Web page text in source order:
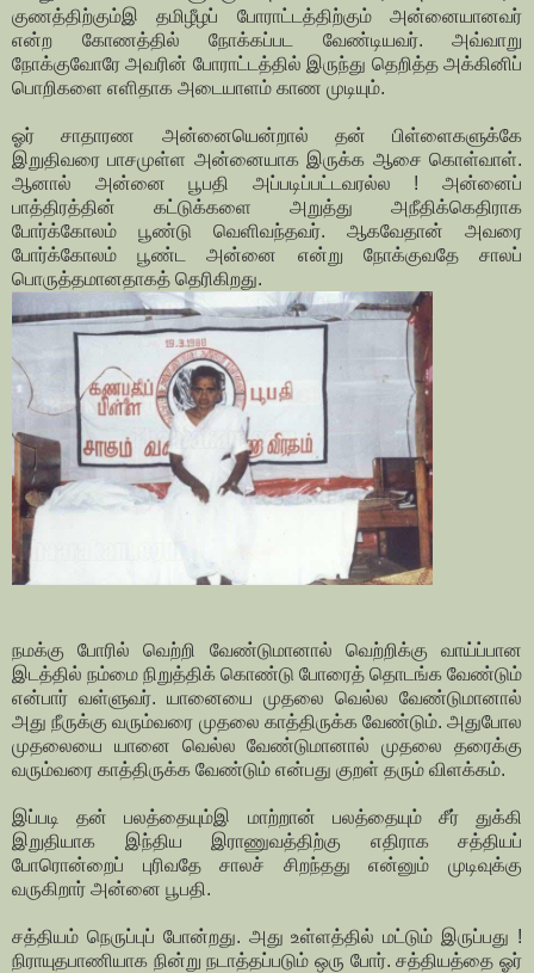
குணத்திற்கும்இ தமிழீழப் போராட்டத்திற்கும் அன்னையானவர்
என்ற கோணத்தில் நோக்கப்பட வேண்டியவர். அவ்வாறு
நோக்குவோரே அவரின் போராட்டத்தில் இருந்து தெறித்த அக்கினிப்
பொறிகளை எளிதாக அடையாளம் காண முடியும்.
ஓர் சாதாரண அன்னையென்றால் தன் பிள்ளைகளுக்கே
இறுதிவரை பாசமுள்ள அன்னையாக இருக்க ஆசை கொள்வாள்.
ஆனால் அன்னை பூபதி அப்படிப்பட்டவரல்ல ! அன்னைப்
பாத்திரத்தின் கட்டுக்களை அறுத்து அநீதிக்கெதிராக
போர்க்கோலம் பூண்டு வெளிவந்தவர். ஆகவேதான் அவரை
போர்க்கோலம் பூண்ட அன்னை என்று நோக்குவதே சாலப்
பொருத்தமானதாகத் தெரிகிறது.
நமக்கு போரில் வெற்றி வேண்டுமானால் வெற்றிக்கு வாய்ப்பான
இடத்தில் நம்மை நிறுத்திக் கொண்டு போரைத் தொடங்க வேண்டும்
என்பார் வள்ளுவர். யானையை முதலை வெல்ல வேண்டுமானால்
அது நீருக்கு வரும்வரை முதலை காத்திருக்க வேண்டும். அதுபோல
முதலையை யானை வெல்ல வேண்டுமானால் முதலை தரைக்கு
வரும்வரை காத்திருக்க வேண்டும் என்பது குறள் தரும் விளக்கம்.
இப்படி தன் பலத்தையும்இ மாற்றான் பலத்தையும் சீர் துக்கி
இறுதியாக இந்திய இராணுவத்திற்கு எதிராக சத்தியப்
போரொன்றைப் புரிவதே சாலச் சிறந்தது என்னும் முடிவுக்கு
வருகிறார் அன்னை பூபதி.
சத்தியம் நெருப்புப் போன்றது. அது உள்ளத்தில் மட்டும் இருப்பது !
நிராயுதபாணியாக நின்று நடாத்தப்படும் ஒரு போர். சத்தியத்தை ஓர்